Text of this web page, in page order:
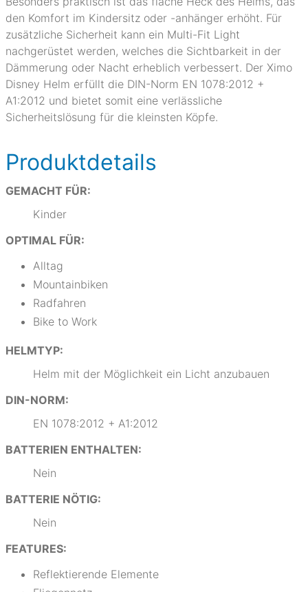
den Komfort im Kindersitz oder -anhänger erhöht. Für
zusätzliche Sicherheit kann ein Multi-Fit Light
nachgerüstet werden, welches die Sichtbarkeit in der
Dämmerung oder Nacht erheblich verbessert. Der Ximo
Disney Helm erfüllt die DIN-Norm EN 1078:2012 +
A1:2012 und bietet somit eine verlässliche
Sicherheitslösung für die kleinsten Köpfe.
Produktdetails
GEMACHT FÜR:
Kinder
OPTIMAL FÜR:
Alltag
Mountainbiken
Radfahren
Bike to Work
HELMTYP:
Helm mit der Möglichkeit ein Licht anzubauen
DIN-NORM:
EN 1078:2012 + A1:2012
BATTERIEN ENTHALTEN:
Nein
BATTERIE NÖTIG:
Nein
FEATURES:
Reflektierende Elemente